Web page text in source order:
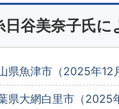
日谷美奈子氏
県魚津市（2025年12
県大網白里市（2025